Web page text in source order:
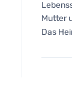
Mutter
Das